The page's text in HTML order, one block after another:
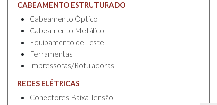
CABEAMENTO ESTRUTURADO
Cabeamento Óptico
Cabeamento Metálico
Equipamento de Teste
Ferramentas
Impressoras/Rotuladoras
REDES ELÉTRICAS
Conectores Baixa Tensão